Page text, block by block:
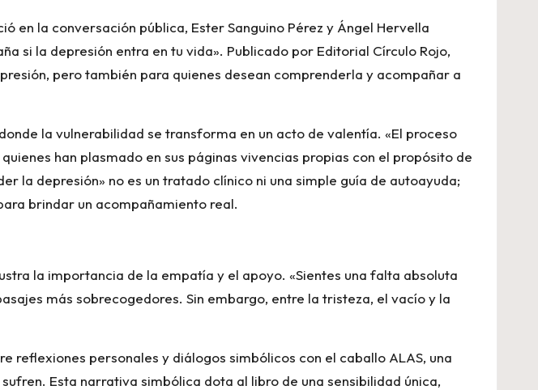
en la conversación pública, Ester Sanguino Pérez y Ángel Hervella
si la depresión entra en tu vida». Publicado por Editorial Círculo Rojo,
pero también para quienes desean comprenderla y acompañar a
la vulnerabilidad se transforma en un acto de valentía. «El proceso
han plasmado en sus páginas vivencias propias con el propósito de
la depresión» no es un tratado clínico ni una simple guía de autoayuda;
brindar un acompañamiento real.
la importancia de la empatía y el apoyo. «Sientes una falta absoluta
más sobrecogedores. Sin embargo, entre la tristeza, el vacío y la
reflexiones personales y diálogos simbólicos con el caballo ALAS, una
Esta narrativa simbólica dota al libro de una sensibilidad única,